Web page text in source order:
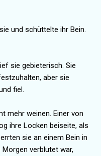
und schüttelte ihr Bein.
sie gebieterisch. Sie
aber sie
fiel.
mehr weinen. Einer von
ihre Locken beiseite, als
sie an einem Bein in
verblutet war,